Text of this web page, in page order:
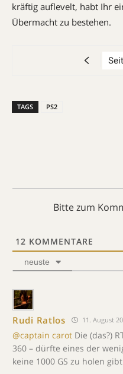
kräftig auf­levelt, habt Ihr
Übermacht zu bestehen.
TAGS PS2
Bitte zum
12 KOMMENTARE
neuste
Rudi Ratlos 11. August
@captain carot Die (das?)
360 – dürfte eines der
keine 1000 GS zu holen